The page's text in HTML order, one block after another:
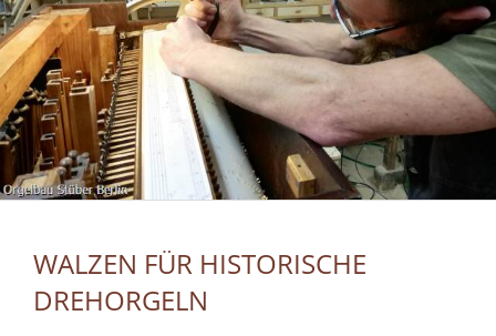
WALZEN FÜR HISTORISCHE
DREHORGELN